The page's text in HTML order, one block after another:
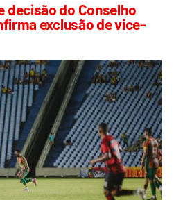
decisão do Conselho
exclusão de vice-